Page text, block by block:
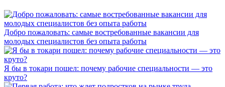
Добро пожаловать: самые востребованные вакансии для
молодых специалистов без опыта работы
Я бы в токари пошел: почему рабочие специальности — это
круто?